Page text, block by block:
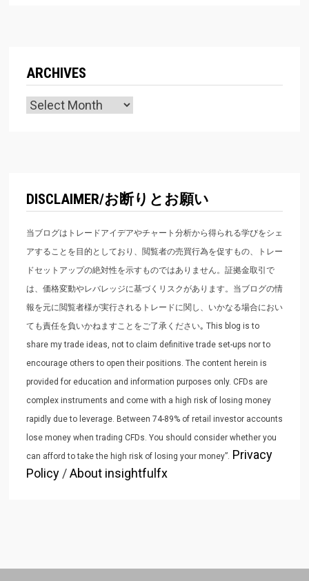
ARCHIVES
Archives
DISCLAIMER/お断りとお願い
当ブログはトレードアイデアやチャート分析から得られる学びをシェ
アすることを目的としており、閲覧者の売買行為を促すもの、トレー
ドセットアップの絶対性を示すものではありません。証拠金取引で
は、価格変動やレバレッジに基づくリスクがあります。当ブログの情
報を元に閲覧者様が実行されるトレードに関し、いかなる場合におい
ても責任を負いかねますことをご了承ください｡ This blog is to
share my trade ideas, not to claim definitive trade set-ups nor to
encourage others to open their positions. The content herein is
provided for education and information purposes only. CFDs are
complex instruments and come with a high risk of losing money
rapidly due to leverage. Between 74-89% of retail investor accounts
lose money when trading CFDs. You should consider whether you
can afford to take the high risk of losing your money”. Privacy
Policy/About insightfulfx